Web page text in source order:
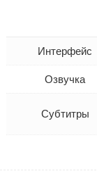
Интерфейс
Озвучка
Субтитры